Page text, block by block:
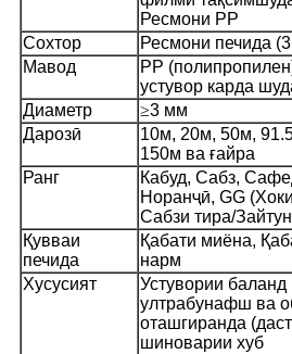
Ресмони PP
Сохтор
Ресмони печида
Мавод
PP
устувор карда
Диаметр
≥3 мм
Дарозӣ
10м, 20м, 50м,
150м ва ғайра
Ранг
Кабуд, Сабз,
Норанҷӣ, GG
Сабзи тира/
Қувваи
печида
Қабати миёна,
нарм
Хусусият
Устувории баланд
ултрабунафш ва
оташгиранда
шиноварии хуб